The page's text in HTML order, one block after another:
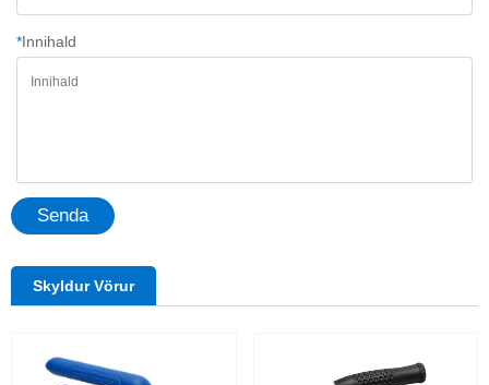
*Innihald
Senda
Skyldur Vörur